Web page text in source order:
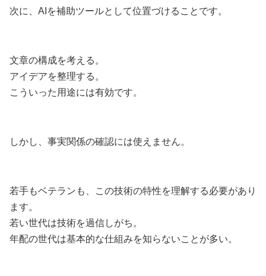
次に、AIを補助ツールとして位置づけることです。
文章の構成を考える。
アイデアを整理する。
こういった用途には有効です。
しかし、事実関係の確認には使えません。
若手もベテランも、この技術の特性を理解する必要があり
ます。
若い世代は技術を過信しがち。
年配の世代は基本的な仕組みを知らないことが多い。